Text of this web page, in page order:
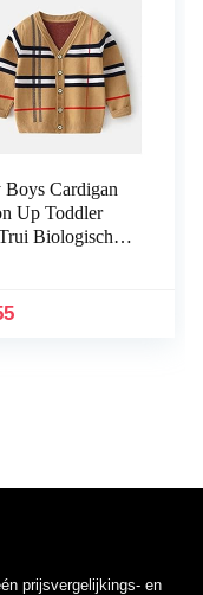
Boys Cardigan
Up Toddler
Biologisch
prijsvergelijkings- en